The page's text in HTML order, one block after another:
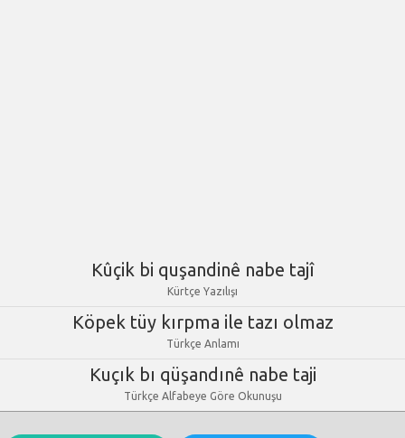
Kûçik bi quşandinê nabe tajî
Kürtçe Yazılışı
Köpek tüy kırpma ile tazı olmaz
Türkçe Anlamı
Kuçık bı qüşandınê nabe taji
Türkçe Alfabeye Göre Okunuşu